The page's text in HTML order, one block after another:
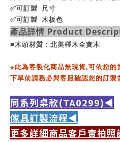
✅可訂製 尺寸
✅可訂製 木板色
產品詳情 Product
■木頭材質：北美梣木全實木
※此為客製化商品無現貨,可依您的
下單前請務必與客服確認您的訂製
同系列桌款(TA0299)◀
傢具訂製流程◀
更多詳細商品客戶實拍